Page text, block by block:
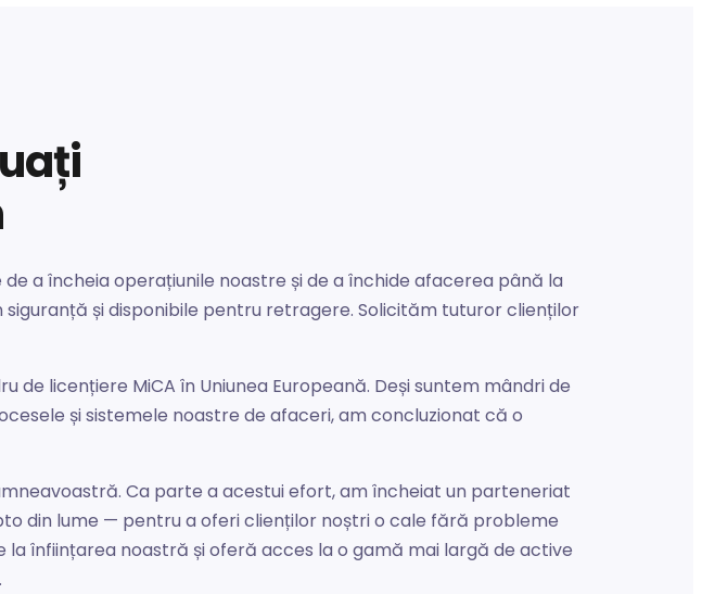
a încheia operațiunile noastre și de a închide afacerea până la
și disponibile pentru retragere. Solicităm tuturor clienților
licențiere MiCA în Uniunea Europeană. Deși suntem mândri de
și sistemele noastre de afaceri, am concluzionat că o
Ca parte a acestui efort, am încheiat un parteneriat
din lume — pentru a oferi clienților noștri o cale fără probleme
înființarea noastră și oferă acces la o gamă mai largă de active